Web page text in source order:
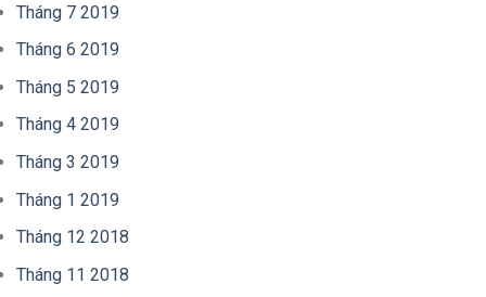
Tháng 7 2019
Tháng 6 2019
Tháng 5 2019
Tháng 4 2019
Tháng 3 2019
Tháng 1 2019
Tháng 12 2018
Tháng 11 2018